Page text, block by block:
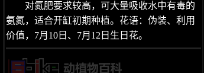
对氮肥要求较高，可大量吸收水中有毒的
氨氮，适合开缸初期种植。花语：伪装、利用
价值，7月10日、7月12日生日花。